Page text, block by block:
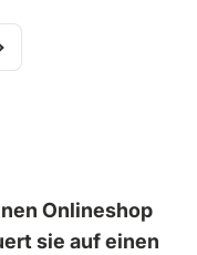
Onlineshop
sie auf einen